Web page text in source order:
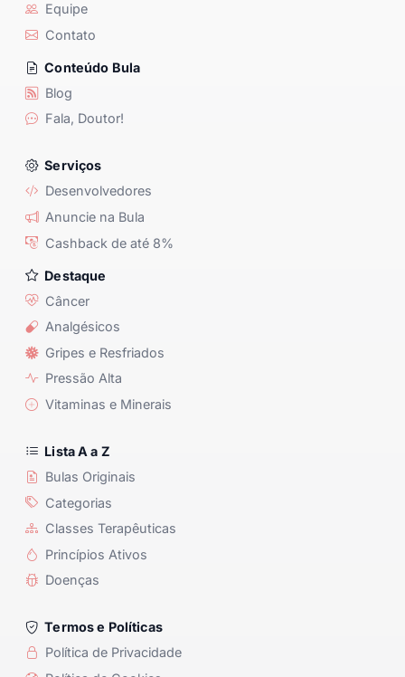
Equipe
Contato
Conteúdo Bula
Blog
Fala, Doutor!
Serviços
Desenvolvedores
Anuncie na Bula
Cashback de até 8%
Destaque
Câncer
Analgésicos
Gripes e Resfriados
Pressão Alta
Vitaminas e Minerais
Lista A a Z
Bulas Originais
Categorias
Classes Terapêuticas
Princípios Ativos
Doenças
Termos e Políticas
Política de Privacidade